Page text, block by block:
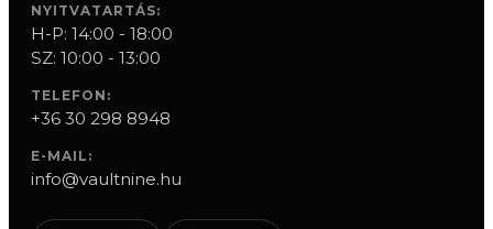
NYITVATARTÁS:
H-P: 14:00 - 18:00
SZ: 10:00 - 13:00
TELEFON:
+36 30 298 8948
E-MAIL:
info@vaultnine.hu